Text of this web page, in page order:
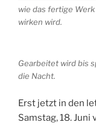
wie das fertige Werk
wirken wird.
Gearbeitet wird bis
die Nacht.
Erst jetzt in den
Samstag, 18.